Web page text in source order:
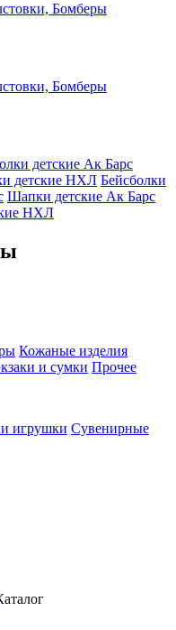
Бомберы
Бомберы
детские Ак Барс
детские НХЛ Бейсболки
Шапки детские Ак Барс
НХЛ
Кожаные изделия
и сумки Прочее
игрушки Сувенирные